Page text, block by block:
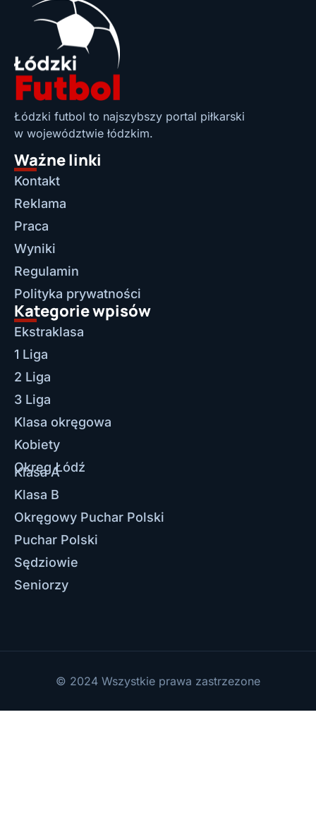
Łódzki futbol to najszybszy portal piłkarski
w województwie łódzkim.
Ważne linki
Kontakt
Reklama
Praca
Wyniki
Regulamin
Polityka prywatności
Kategorie wpisów
Ekstraklasa
1 Liga
2 Liga
3 Liga
Klasa okręgowa
Kobiety
Okręg Łódź
Klasa A
Klasa B
Okręgowy Puchar Polski
Puchar Polski
Sędziowie
Seniorzy
© 2024 Wszystkie prawa zastrzezone